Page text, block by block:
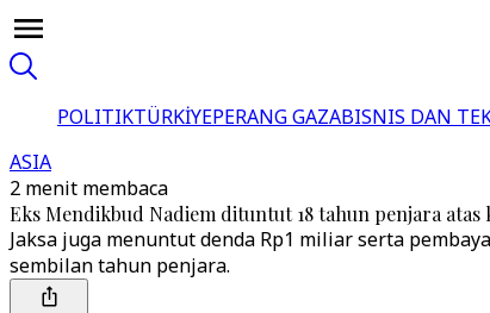
POLITIKTÜRKİYEPERANG GAZABISNIS DAN
ASIA
2 menit membaca
Eks Mendikbud Nadiem dituntut 18 tahun penjara atas
Jaksa juga menuntut denda Rp1 miliar serta
sembilan tahun penjara.